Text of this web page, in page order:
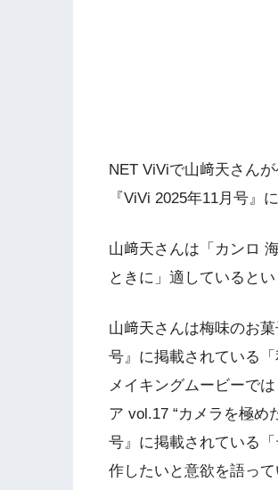
NET ViViで山﨑天さん
『ViVi 2025年11月号』
山﨑天さんは「カンロ
ときに」適しているとい
山﨑天さんは梅味のお
号』に掲載されている
メイキングムービーで
ア vol.17 “カメラを極め
号』に掲載されている
作したいと意欲を語っ